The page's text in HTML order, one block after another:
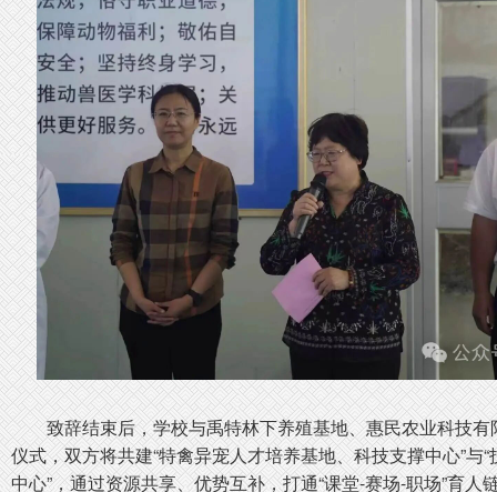
致辞结束后，学校与禹特林下养殖基地、惠民农业科技
仪式，双方将共建“特禽异宠人才培养基地、科技支撑中心”与
中心”，通过资源共享、优势互补，打通“课堂-赛场-职场”育人